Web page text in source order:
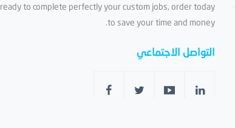
ready to complete perfectly your custom jobs, order today
to save your time and money.
التواصل الاجتماعي